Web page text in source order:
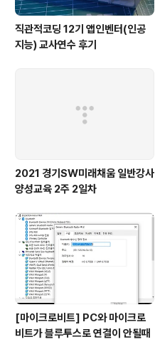
직관적코딩 12기 앱인벤터(인공
지능) 교사연수 후기
2021 경기SW미래채움 일반강사
양성교육 2주 2일차
[마이크로비트] PC와 마이크로
비트가 블루투스로 연결이 안될때